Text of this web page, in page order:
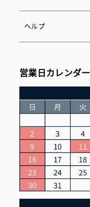
ヘルプ
営業日カレンダー